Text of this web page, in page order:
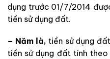
dụng trước 01/7/2014
tiền sử dụng đất.
– Năm là, tiền sử dụng
tiền sử dụng đất tính